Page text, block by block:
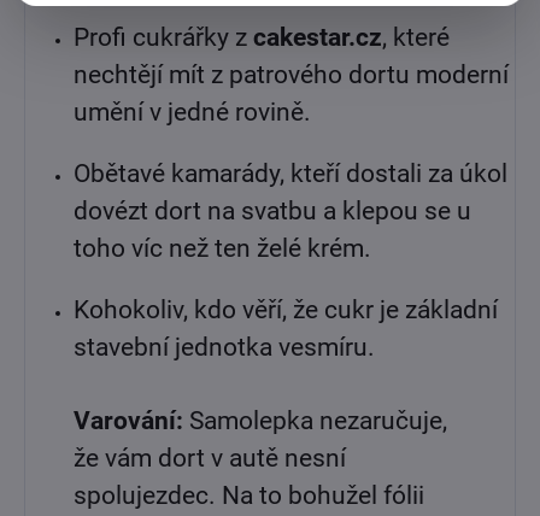
Profi cukrářky z cakestar.cz, které
nechtějí mít z patrového dortu moderní
umění v jedné rovině.
Obětavé kamarády, kteří dostali za úkol
dovézt dort na svatbu a klepou se u
toho víc než ten želé krém.
Kohokoliv, kdo věří, že cukr je základní
stavební jednotka vesmíru.
Varování: Samolepka nezaručuje,
že vám dort v autě nesní
spolujezdec. Na to bohužel fólii